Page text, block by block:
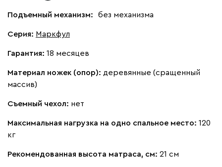
Подъемный механизм: без механизма
Серия: Маркфул
Гарантия: 18 месяцев
Материал ножек (опор): деревянные (сращенный
массив)
Съемный чехол: нет
Максимальная нагрузка на одно спальное место: 120
кг
Рекомендованная высота матраса, см: 21 см